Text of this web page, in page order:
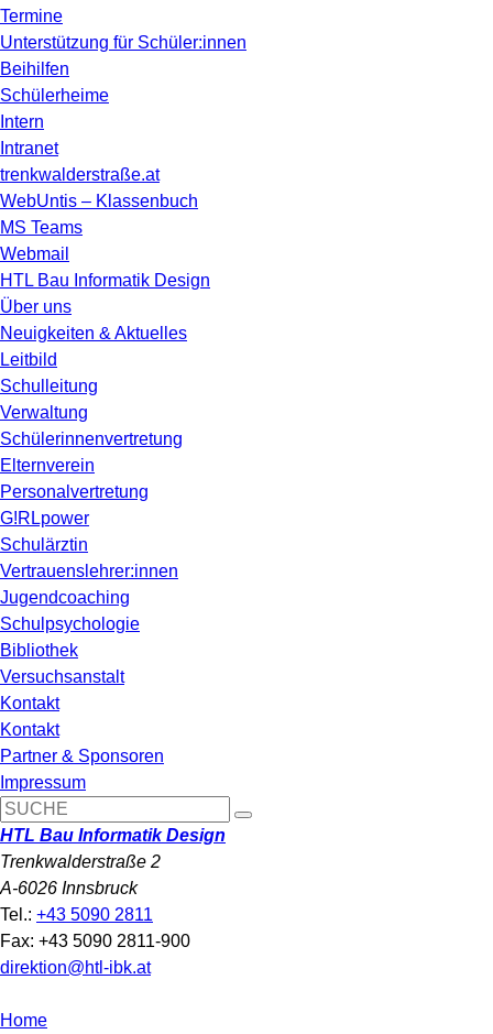
Termine
Unterstützung für Schüler:innen
Beihilfen
Schülerheime
Intern
Intranet
trenkwalderstraße.at
WebUntis – Klassenbuch
MS Teams
Webmail
HTL Bau Informatik Design
Über uns
Neuigkeiten & Aktuelles
Leitbild
Schulleitung
Verwaltung
Schülerinnenvertretung
Elternverein
Personalvertretung
G!RLpower
Schulärztin
Vertrauenslehrer:innen
Jugendcoaching
Schulpsychologie
Bibliothek
Versuchsanstalt
Kontakt
Kontakt
Partner & Sponsoren
Impressum
HTL Bau Informatik Design
Trenkwalderstraße 2
A-6026 Innsbruck
Tel.: +43 5090 2811
Fax: +43 5090 2811-900
direktion@htl-ibk.at
Home